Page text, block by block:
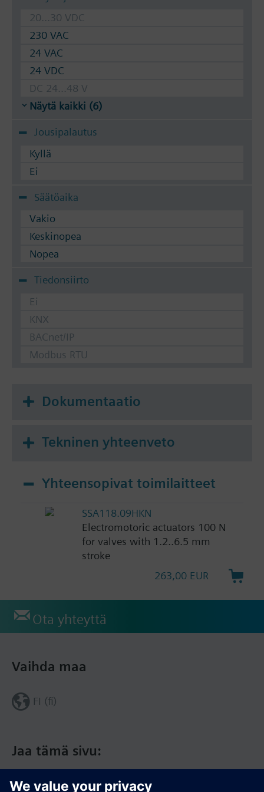
20...30 VDC
230 VAC
24 VAC
24 VDC
DC 24...48 V
Näytä kaikki (6)
Jousipalautus
Kyllä
Ei
Säätöaika
Vakio
Keskinopea
Nopea
Tiedonsiirto
Ei
KNX
BACnet/IP
Modbus RTU
Dokumentaatio
Tekninen yhteenveto
Yhteensopivat toimilaitteet
SSA118.09HKN
Electromotoric actuators 100 N
for valves with 1.2..6.5 mm
stroke
263,00 EUR
Ota yhteyttä
Jaa tämä sivu:
Vaihda maa
FI (fi)